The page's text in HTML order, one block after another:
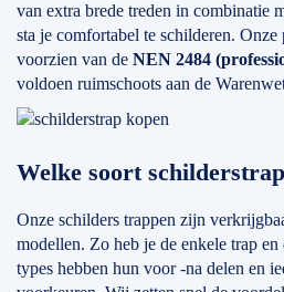
van extra brede treden in combinatie
sta je comfortabel te schilderen.
voorzien van de NEN 2484
voldoen ruimschoots aan de
Welke soort
Onze schilders trappen zijn
modellen. Zo heb je de enkele trap
types hebben hun voor -na delen en